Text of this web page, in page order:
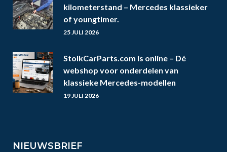
kilometerstand – Mercedes klassieker
of youngtimer.
25 JULI 2026
StolkCarParts.com is online – Dé
webshop voor onderdelen van
klassieke Mercedes-modellen
19 JULI 2026
NIEUWSBRIEF